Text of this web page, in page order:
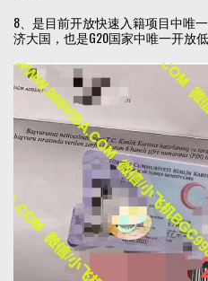
8、是目前开放快速入籍项目中唯
济大国，也是G20国家中唯一开放